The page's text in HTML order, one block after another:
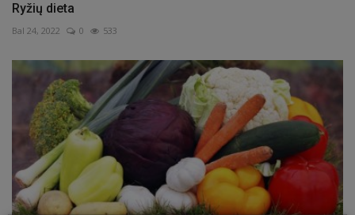
Ryžių dieta
Bal 24, 2022 0 533